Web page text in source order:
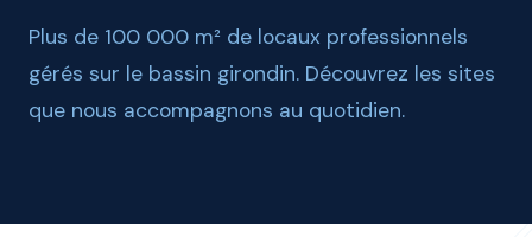
Plus de 100 000 m² de locaux professionnels
gérés sur le bassin girondin. Découvrez les sites
que nous accompagnons au quotidien.